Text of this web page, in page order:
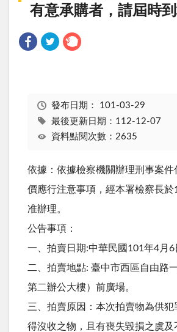
有意承購者，請屆時到
發布日期： 101-03-29
最後更新日期：112-12-07
資料點閱次數：2635
依據：依據檢察機關辦理刑事案件
價應行注意事項，經本署檢察長
准辦理。
公告事項：
一、拍賣日期:中華民國101年4月6
二、拍賣地點: 臺中市西區自由路
第二辦公大樓）前廣場。
三、拍賣原因：本次拍賣物為供
得沒收之物，且有喪失毀損之虞及